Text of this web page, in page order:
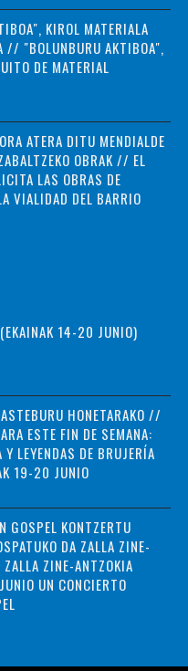
KIROL MATERIALA
// "BOLUNBURU AKTIBOA",
DE MATERIAL
ATERA DITU MENDIALDE
OBRAK // EL
LAS OBRAS DE
VIALIDAD DEL BARRIO
14-20 JUNIO)
HONETARAKO //
ESTE FIN DE SEMANA:
LEYENDAS DE BRUJERÍA
19-20 JUNIO
GOSPEL KONTZERTU
DA ZALLA ZINE-
ZINE-ANTZOKIA
UN CONCIERTO